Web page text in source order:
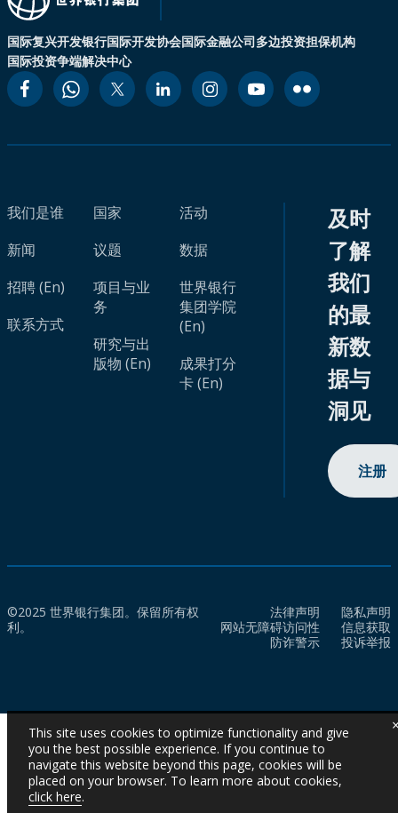
国际复兴开发银行国际开发协会国际金融公司多边投资担保机构
国际投资争端解决中心
我们是谁
新闻
招聘 (En)
联系方式
国家
议题
项目与业
务
研究与出
版物 (En)
活动
数据
世界银行
集团学院
(En)
成果打分
卡 (En)
及时
了解
我们
的最
新数
据与
洞见
注册
©2025 世界银行集团。保留所有权
利。
法律声明
隐私声明
网站无障碍访问性
信息获取
防诈警示
投诉举报
This site uses cookies to optimize functionality and give
you the best possible experience. If you continue to
navigate this website beyond this page, cookies will be
placed on your browser. To learn more about cookies,
click here.